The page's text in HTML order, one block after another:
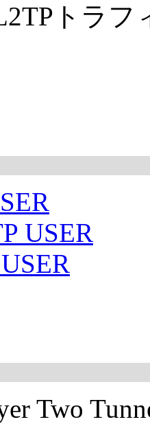
トラフ
USER
Two